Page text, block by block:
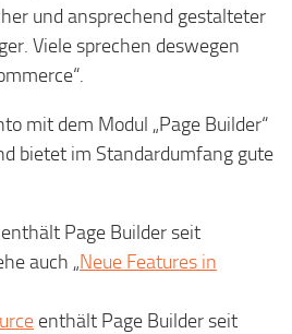
und ansprechend gestalteter
Viele sprechen deswegen
mit dem Modul „Page Builder“
bietet im Standardumfang gute
Page Builder seit
auch „Neue Features in
enthält Page Builder seit